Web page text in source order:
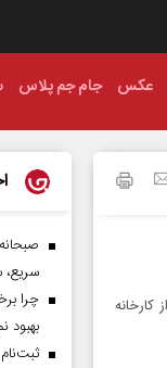
عکس جام جم پلاس
سریع،
چرا
بهبود